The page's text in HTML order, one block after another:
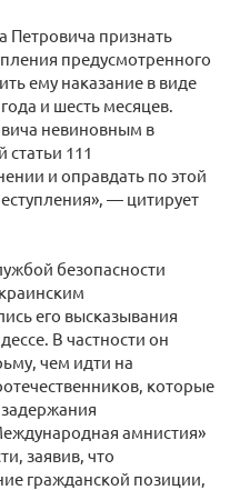
Петровича признать
предусмотренного
ему наказание в виде
и шесть месяцев.
невиновным в
111
и оправдать по этой
— цитирует
безопасности
его высказывания
В частности он
чем идти на
которые
амнистия»
заявив, что
гражданской позиции,